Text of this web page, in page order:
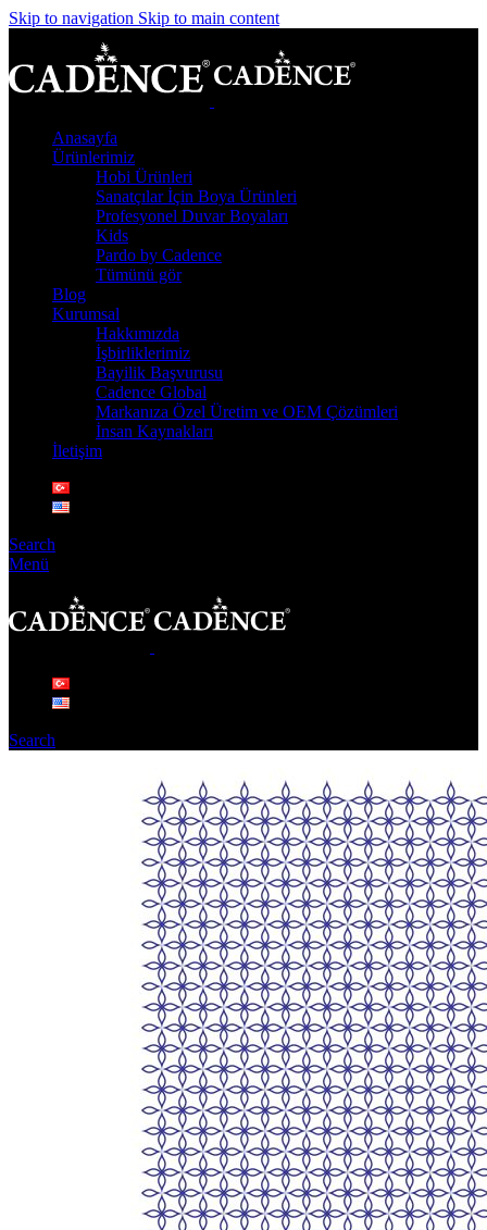
Skip to navigation Skip to main content
Anasayfa
Ürünlerimiz
Hobi Ürünleri
Sanatçılar İçin Boya Ürünleri
Profesyonel Duvar Boyaları
Kids
Pardo by Cadence
Tümünü gör
Blog
Kurumsal
Hakkımızda
İşbirliklerimiz
Bayilik Başvurusu
Cadence Global
Markanıza Özel Üretim ve OEM Çözümleri
İnsan Kaynakları
İletişim
Search
Menü
Search